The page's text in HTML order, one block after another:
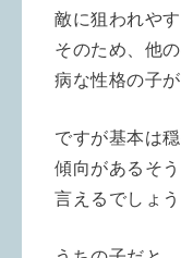
敵に狙われや
そのため、他
病な性格の子
ですが基本は
傾向があるそ
言えるでしょう